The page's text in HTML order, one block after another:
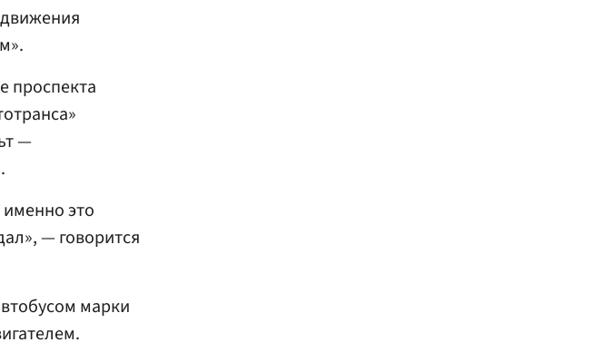
проспекта
—
это
— говорится
марки